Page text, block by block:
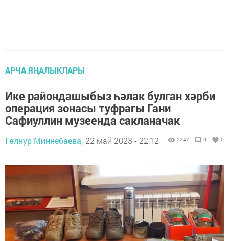
АРЧА ЯҢАЛЫКЛАРЫ
Ике райондашыбыз һәлак булган хәрби
операция зонасы туфрагы Гани
Сафиуллин музеенда сакланачак
Гөлнур Миннебаева, 22 май 2023 - 22:12 2247 0 0